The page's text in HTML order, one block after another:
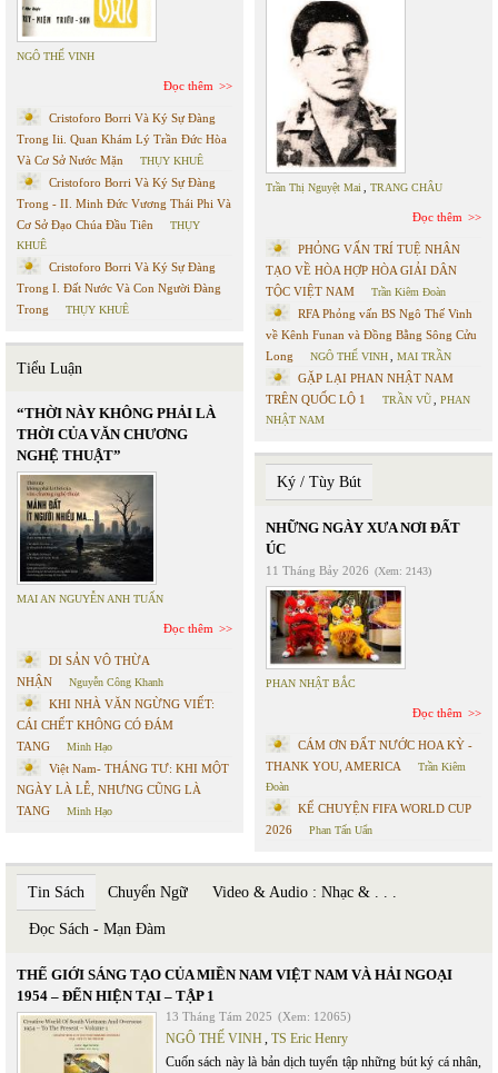
NGÔ THẾ VINH
Đọc thêm
Cristoforo Borri Và Ký Sự Đàng
Trong Iii. Quan Khám Lý Trần Đức Hòa
Và Cơ Sở Nước Mặn
THỤY KHUÊ
Cristoforo Borri Và Ký Sự Đàng
Trong - II. Minh Đức Vương Thái Phi Và
Cơ Sở Đạo Chúa Đầu Tiên
THỤY
KHUÊ
Cristoforo Borri Và Ký Sự Đàng
Trong I. Đất Nước Và Con Người Đàng
Trong
THỤY KHUÊ
Tiểu Luận
“THỜI NÀY KHÔNG PHẢI LÀ
THỜI CỦA VĂN CHƯƠNG
NGHỆ THUẬT”
MAI AN NGUYỄN ANH TUẤN
Đọc thêm
DI SẢN VÔ THỪA
NHẬN
Nguyễn Công Khanh
KHI NHÀ VĂN NGỪNG VIẾT:
CÁI CHẾT KHÔNG CÓ ĐÁM
TANG
Minh Hạo
Việt Nam- THÁNG TƯ: KHI MỘT
NGÀY LÀ LỄ, NHƯNG CŨNG LÀ
TANG
Minh Hạo
Trần Thị Nguyệt Mai TRANG CHÂU
Đọc thêm
PHỎNG VẤN TRÍ TUỆ NHÂN
TẠO VỀ HÒA HỢP HÒA GIẢI DÂN
TỘC VIỆT NAM
Trần Kiêm Đoàn
RFA Phỏng vấn BS Ngô Thế Vinh
về Kênh Funan và Đồng Bằng Sông Cửu
Long
NGÔ THẾ VINH MAI TRẦN
GẶP LẠI PHAN NHẬT NAM
TRÊN QUỐC LỘ 1
TRẦN VŨ
PHAN
NHẬT NAM
Ký / Tùy Bút
NHỮNG NGÀY XƯA NƠI ĐẤT
ÚC
11 Tháng Bảy 2026 (Xem: 2143)
PHAN NHẬT BẮC
Đọc thêm
CÁM ƠN ĐẤT NƯỚC HOA KỲ -
THANK YOU, AMERICA
Trần Kiêm
Đoàn
KỂ CHUYỆN FIFA WORLD CUP
2026
Phan Tấn Uẩn
Tin Sách Chuyển Ngữ Video & Audio : Nhạc & . . .
Đọc Sách - Mạn Đàm
THẾ GIỚI SÁNG TẠO CỦA MIỀN NAM VIỆT NAM VÀ HẢI NGOẠI
1954 – ĐẾN HIỆN TẠI – TẬP 1
13 Tháng Tám 2025 (Xem: 12065)
NGÔ THẾ VINH, TS Eric Henry
Cuốn sách này là bản dịch tuyển tập những bút ký cá nhân,